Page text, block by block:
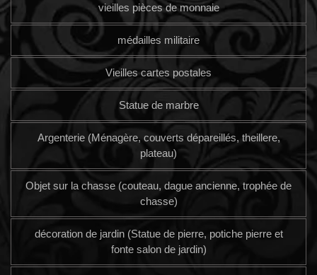
vieilles pièces de monnaie
médailles militaire
Vieilles cartes postales
Statue de marbre
Argenterie (Ménagère, couverts dépareillés, theillere,
plateau)
Objet sur la chasse (couteau, dague ancienne, trophée de
chasse)
décoration de jardin (Statue de pierre, potiche pierre et
fonte salon de jardin)